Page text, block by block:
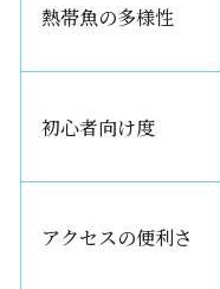
熱帯魚の多様性
初心者向け度
アクセスの便利さ